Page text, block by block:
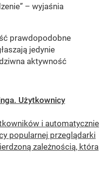
– wyjaśnia
prawdopodobne
jedynie
aktywność
Użytkownicy
i automatycznie
popularnej przeglądarki
zależnością, która